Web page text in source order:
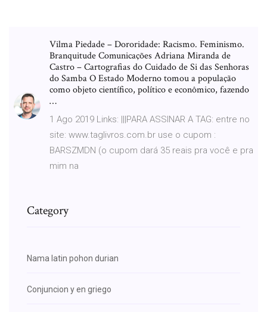
Vilma Piedade – Dororidade: Racismo. Feminismo.
Branquitude Comunicações Adriana Miranda de
Castro – Cartografias do Cuidado de Si das Senhoras
do Samba O Estado Moderno tomou a população
como objeto científico, político e econômico, fazendo
…
1 Ago 2019 Links: |||PARA ASSINAR A TAG: entre no
site: www.taglivros.com.br use o cupom :
BARSZMDN (o cupom dará 35 reais pra você e pra
mim na
Category
Nama latin pohon durian
Conjuncion y en griego